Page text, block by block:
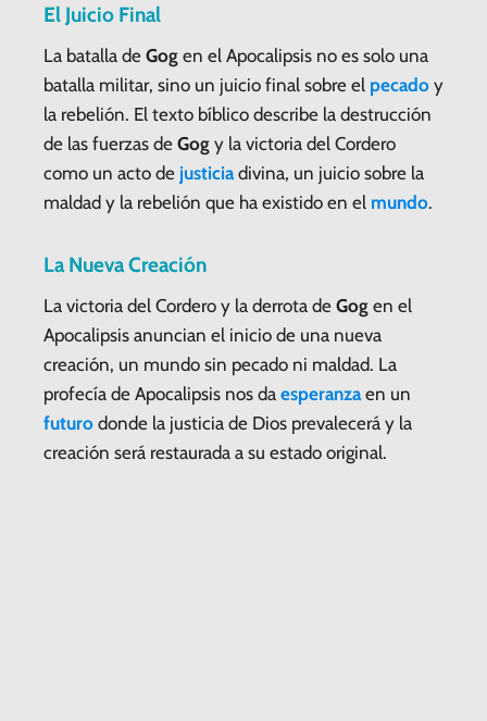
El Juicio Final
La batalla de Gog en el Apocalipsis no es solo una
batalla militar, sino un juicio final sobre el pecado y
la rebelión. El texto bíblico describe la destrucción
de las fuerzas de Gog y la victoria del Cordero
como un acto de justiciadivina, un juicio sobre la
maldad y la rebelión que ha existido en el mundo.
La Nueva Creación
La victoria del Cordero y la derrota de Gog en el
Apocalipsis anuncian el inicio de una nueva
creación, un mundo sin pecado ni maldad. La
profecía de Apocalipsis nos da esperanzaen un
futuro donde la justicia de Dios prevalecerá y la
creación será restaurada a su estado original.